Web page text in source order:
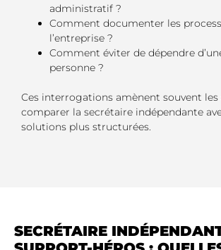
administratif ?
Comment documenter les
l’entreprise ?
Comment éviter de dépendre
personne ?
Ces interrogations amènent souvent
comparer la secrétaire indépendante
solutions plus structurées.
SECRÉTAIRE